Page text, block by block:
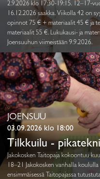
2.9.2026 klo 17:30-19:15. 12–17-
16.12.2026 saakka. Viikolla 42 on
opinnot 75 € + materiaalit 45 € ja
materiaalit 55 €. Lukukausi- ja
Joensuuhun viimeistään 9.9.2026.
JOENSUU
03.09.2026 klo 18:00
Tilkkuilu -
Jakokosken Taitopaja kokoontuu
18–21 Jakokosken vanhalla koululla
ensimmäisessä Taitopajassa